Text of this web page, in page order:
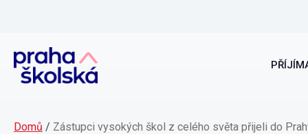
Domů / Zástupci vysokých škol z celého světa přijeli do